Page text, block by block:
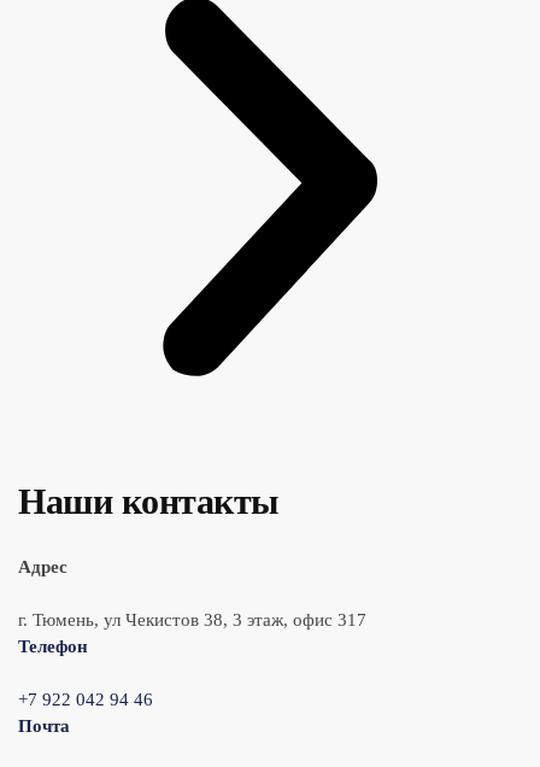
Наши контакты
Адрес
г. Тюмень, ул Чекистов 38, 3 этаж, офис 317
Телефон
+7 922 042 94 46
Почта